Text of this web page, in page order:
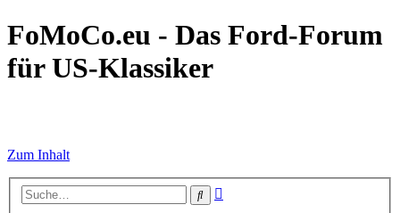
FoMoCo.eu - Das Ford-Forum
für US-Klassiker
Zum Inhalt
Suche